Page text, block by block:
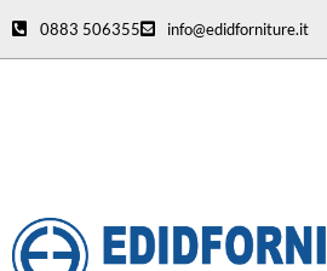
0883 506355 info@edidforniture.it